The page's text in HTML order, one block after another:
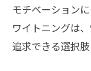
モチベーション
ワイトニングは
追求できる選択肢